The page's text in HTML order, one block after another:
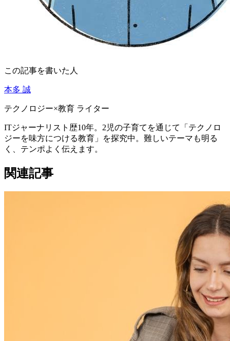
この記事を書いた人
本多 誠
テクノロジー×教育 ライター
ITジャーナリスト歴10年。2児の子育てを通じて「テクノロ
ジーを味方につける教育」を探究中。難しいテーマも明る
く、テンポよく伝えます。
関連記事